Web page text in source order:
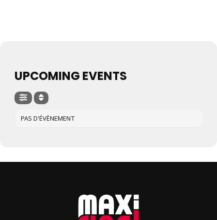
UPCOMING EVENTS
PAS D'ÉVÈNEMENT